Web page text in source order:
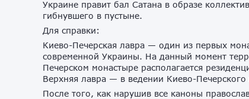
Украине правит бал Сатана в образе
гибнувшего в пустыне.
Для справки:
Киево-Печерская лавра — один из первых
современной Украины. На данный момент
Печерском монастыре располагается
Верхняя лавра — в ведении Киево-Печерского
После того, как нарушив все каноны